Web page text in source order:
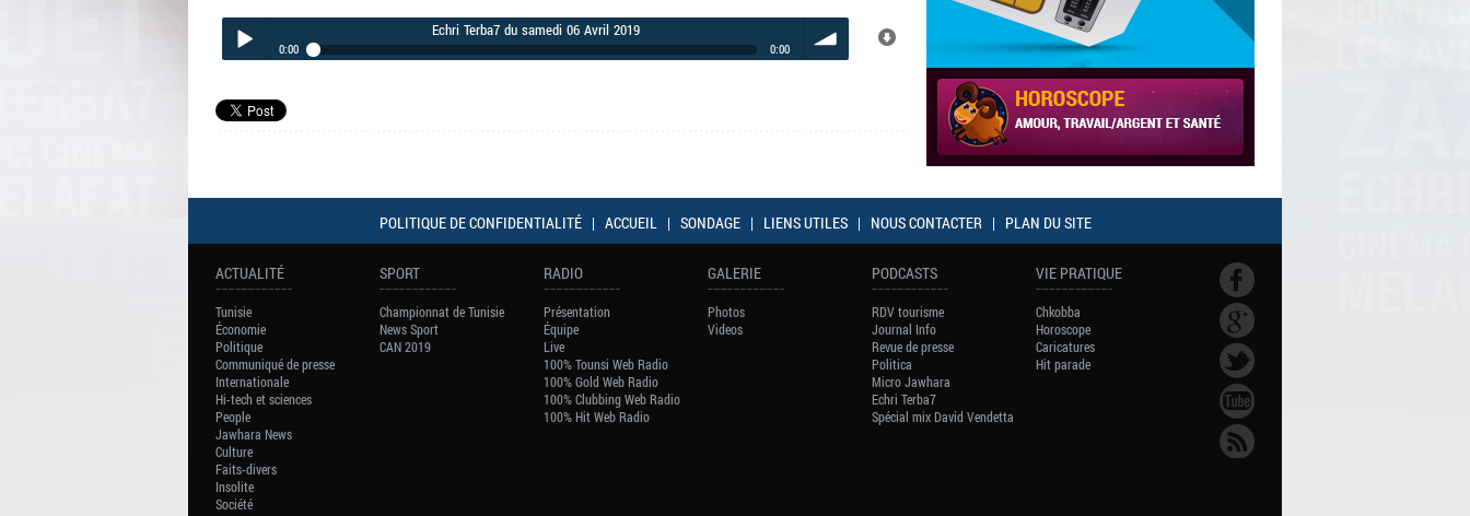
Play /
pause
Echri Terba7 du samedi 06 Avril 2019
0:00 0:00
POLITIQUE DE CONFIDENTIALITÉ | ACCUEIL | SONDAGE | LIENS UTILES | NOUS CONTACTER | PLAN DU SITE
ACTUALITÉ
Tunisie
Économie
Politique
Communiqué de presse
Internationale
Hi-tech et sciences
People
Jawhara News
Culture
Faits-divers
Insolite
Société
SPORT
Championnat de Tunisie
News Sport
CAN 2019
RADIO
Présentation
Équipe
Live
100% Tounsi Web Radio
100% Gold Web Radio
100% Clubbing Web Radio
100% Hit Web Radio
GALERIE
Photos
Videos
PODCASTS
RDV tourisme
Journal Info
Revue de presse
Politica
Micro Jawhara
Echri Terba7
Spécial mix David Vendetta
VIE PRATIQUE
Chkobba
Horoscope
Caricatures
Hit parade